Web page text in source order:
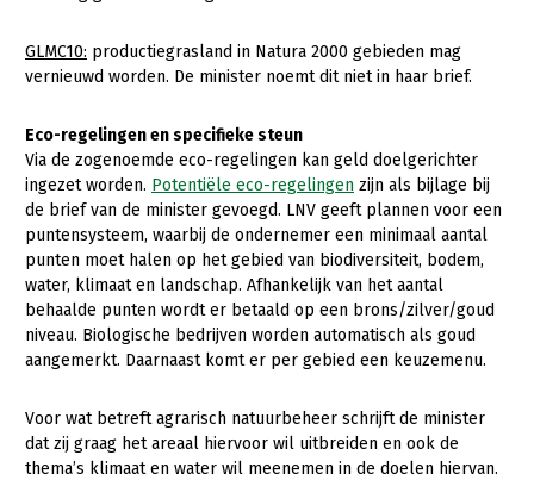
GLMC10: productiegrasland in Natura 2000 gebieden mag
vernieuwd worden. De minister noemt dit niet in haar brief.
Eco-regelingen en specifieke steun
Via de zogenoemde eco-regelingen kan geld doelgerichter
ingezet worden. Potentiële eco-regelingen zijn als bijlage bij
de brief van de minister gevoegd. LNV geeft plannen voor een
puntensysteem, waarbij de ondernemer een minimaal aantal
punten moet halen op het gebied van biodiversiteit, bodem,
water, klimaat en landschap. Afhankelijk van het aantal
behaalde punten wordt er betaald op een brons/zilver/goud
niveau. Biologische bedrijven worden automatisch als goud
aangemerkt. Daarnaast komt er per gebied een keuzemenu.
Voor wat betreft agrarisch natuurbeheer schrijft de minister
dat zij graag het areaal hiervoor wil uitbreiden en ook de
thema’s klimaat en water wil meenemen in de doelen hiervan.